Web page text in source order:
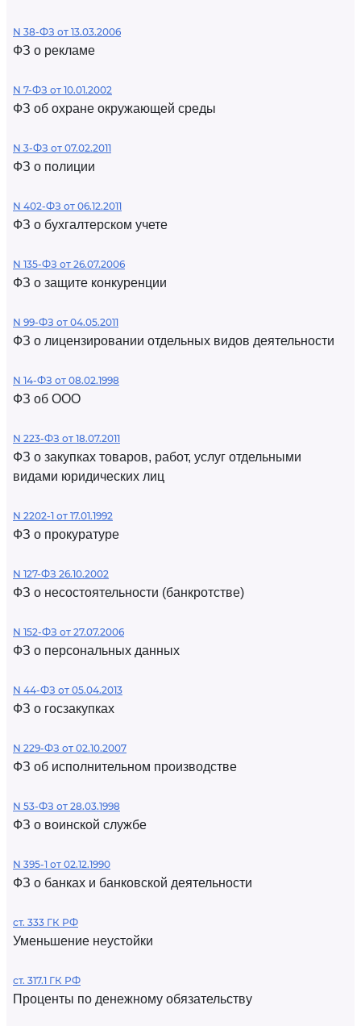
N 38-ФЗ от 13.03.2006
ФЗ о рекламе
N 7-ФЗ от 10.01.2002
ФЗ об охране окружающей среды
N 3-ФЗ от 07.02.2011
ФЗ о полиции
N 402-ФЗ от 06.12.2011
ФЗ о бухгалтерском учете
N 135-ФЗ от 26.07.2006
ФЗ о защите конкуренции
N 99-ФЗ от 04.05.2011
ФЗ о лицензировании отдельных видов деятельности
N 14-ФЗ от 08.02.1998
ФЗ об ООО
N 223-ФЗ от 18.07.2011
ФЗ о закупках товаров, работ, услуг отдельными
видами юридических лиц
N 2202-1 от 17.01.1992
ФЗ о прокуратуре
N 127-ФЗ 26.10.2002
ФЗ о несостоятельности (банкротстве)
N 152-ФЗ от 27.07.2006
ФЗ о персональных данных
N 44-ФЗ от 05.04.2013
ФЗ о госзакупках
N 229-ФЗ от 02.10.2007
ФЗ об исполнительном производстве
N 53-ФЗ от 28.03.1998
ФЗ о воинской службе
N 395-1 от 02.12.1990
ФЗ о банках и банковской деятельности
ст. 333 ГК РФ
Уменьшение неустойки
ст. 317.1 ГК РФ
Проценты по денежному обязательству